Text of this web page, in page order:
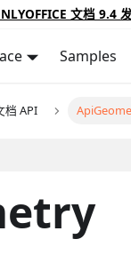
文档 9.4
Samples
档 API